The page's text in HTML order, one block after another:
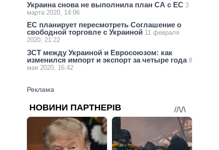
Украина снова не выполнила план СА с ЕС 3
марта 2020, 14:06
ЕС планирует пересмотреть Соглашение о
свободной торговле с Украиной 11 февраля
2020, 21:22
ЗСТ между Украиной и Евросоюзом: как
изменился импорт и экспорт за четыре года 8
мая 2020, 16:42